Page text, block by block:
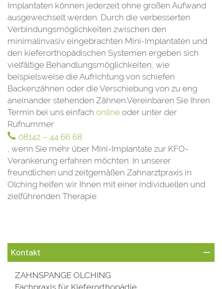
Implantaten können jederzeit ohne großen Aufwand
ausgewechselt werden. Durch die verbesserten
Verbindungsmöglichkeiten zwischen den
minimalinvasiv eingebrachten Mini-Implantaten und
den kieferorthopädischen Systemen ergeben sich
vielfältige Behandlungsmöglichkeiten, wie
beispielsweise die Aufrichtung von schiefen
Backenzähnen oder die Verschiebung von zu eng
aneinander stehenden Zähnen.Vereinbaren Sie Ihren
Termin bei uns einfach online oder unter der
Rufnummer
08142 – 44 66 68
, wenn Sie mehr über Mini-Implantate zur KFO-
Verankerung erfahren möchten. In unserer
freundlichen und zeitgemäßen Zahnarztpraxis in
Olching helfen wir Ihnen mit einer individuellen und
zielführenden Therapie.
Kontakt
ZAHNSPANGE OLCHING